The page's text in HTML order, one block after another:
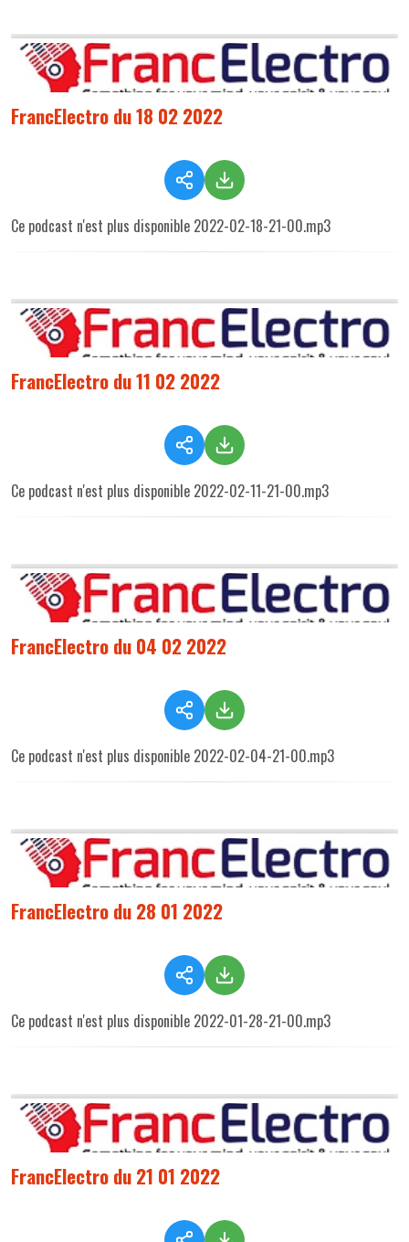
FrancElectro du 18 02 2022
Ce podcast n'est plus disponible 2022-02-18-21-00.mp3
FrancElectro du 11 02 2022
Ce podcast n'est plus disponible 2022-02-11-21-00.mp3
FrancElectro du 04 02 2022
Ce podcast n'est plus disponible 2022-02-04-21-00.mp3
FrancElectro du 28 01 2022
Ce podcast n'est plus disponible 2022-01-28-21-00.mp3
FrancElectro du 21 01 2022